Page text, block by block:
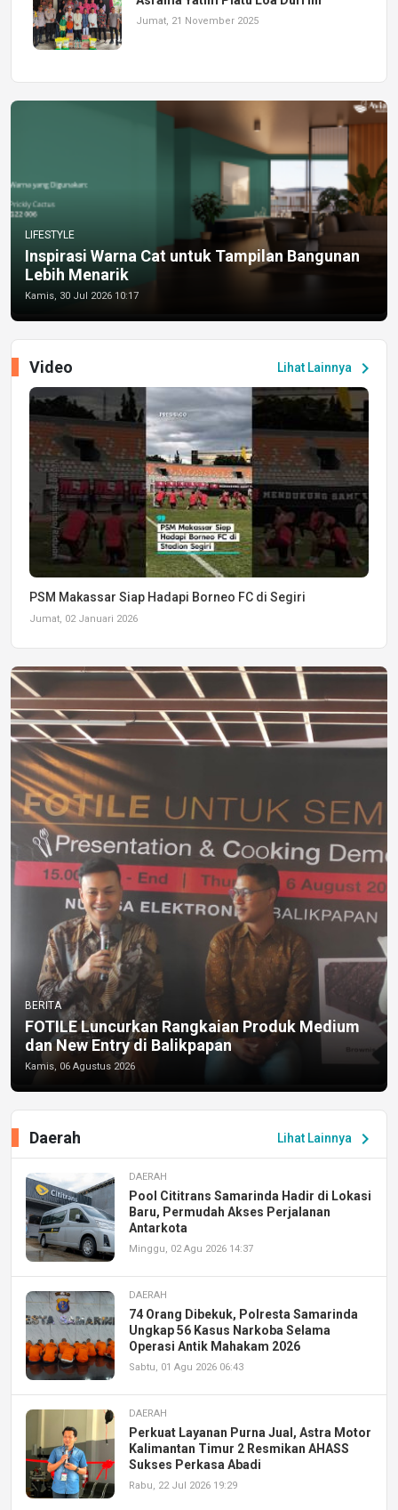
Jumat, 21 November 2025
LIFESTYLE
Inspirasi Warna Cat untuk Tampilan Bangunan
Lebih Menarik
Kamis, 30 Jul 2026 10:17
Lihat Lainnya chevron_right
Video
PSM Makassar Siap Hadapi Borneo FC di Segiri
Jumat, 02 Januari 2026
BERITA
FOTILE Luncurkan Rangkaian Produk Medium
dan New Entry di Balikpapan
Kamis, 06 Agustus 2026
Lihat Lainnya chevron_right
Daerah
DAERAH
Pool Cititrans Samarinda Hadir di Lokasi
Baru, Permudah Akses Perjalanan
Antarkota
Minggu, 02 Agu 2026 14:37
DAERAH
74 Orang Dibekuk, Polresta Samarinda
Ungkap 56 Kasus Narkoba Selama
Operasi Antik Mahakam 2026
Sabtu, 01 Agu 2026 06:43
DAERAH
Perkuat Layanan Purna Jual, Astra Motor
Kalimantan Timur 2 Resmikan AHASS
Sukses Perkasa Abadi
Rabu, 22 Jul 2026 19:29